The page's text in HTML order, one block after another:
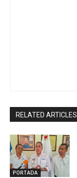
RELATED ARTICLES
PORTADA